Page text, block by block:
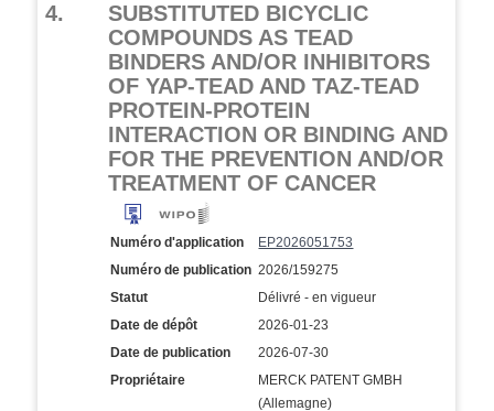
4.
SUBSTITUTED BICYCLIC
COMPOUNDS AS TEAD
BINDERS AND/OR INHIBITORS
OF YAP-TEAD AND TAZ-TEAD
PROTEIN-PROTEIN
INTERACTION OR BINDING AND
FOR THE PREVENTION AND/OR
TREATMENT OF CANCER
Numéro d'application
EP2026051753
Numéro de publication 2026/159275
Statut
Délivré - en vigueur
Date de dépôt
2026-01-23
Date de publication
2026-07-30
Propriétaire
MERCK PATENT GMBH
(Allemagne)